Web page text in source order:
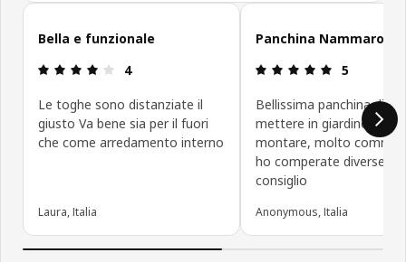
Salta le recensioni
Bella e funzionale
Recensione: 4 di 5 stelle.
4
Le toghe sono distanziate il
giusto Va bene sia per il fuori
che come arredamento interno
Laura, Italia
Panchina Nammaro
5
Bellissima panchina di
mettere in giardino.
montare, molto
ho comperate diverse. Le
consiglio
Anonymous, Italia